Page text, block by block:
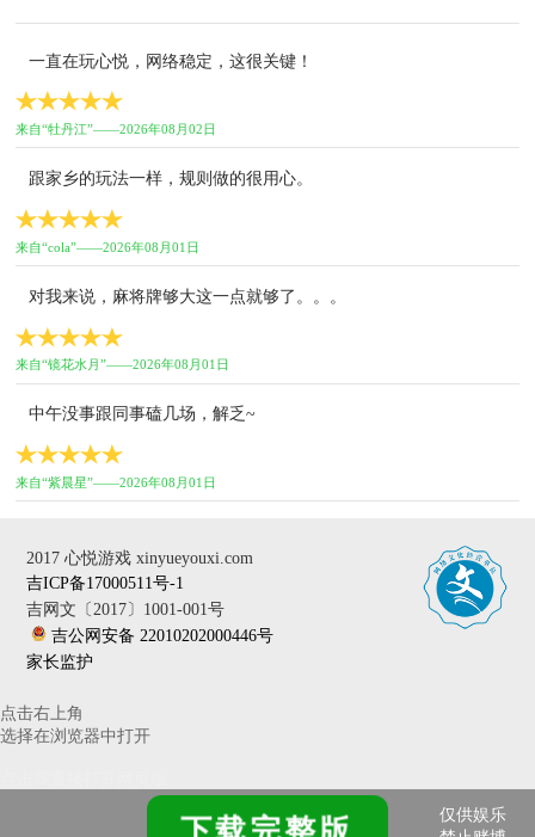
一直在玩心悦，网络稳定，这很关键！
来自“牡丹江”——2026年08月02日
跟家乡的玩法一样，规则做的很用心。
来自“cola”——2026年08月01日
对我来说，麻将牌够大这一点就够了。。。
来自“镜花水月”——2026年08月01日
中午没事跟同事磕几场，解乏~
来自“紫晨星”——2026年08月01日
2017 心悦游戏 xinyueyouxi.com
吉ICP备17000511号-1
吉网文〔2017〕1001-001号
吉公网安备 22010202000446号
家长监护
仅供娱乐
点击右上角
选择在浏览器中打开